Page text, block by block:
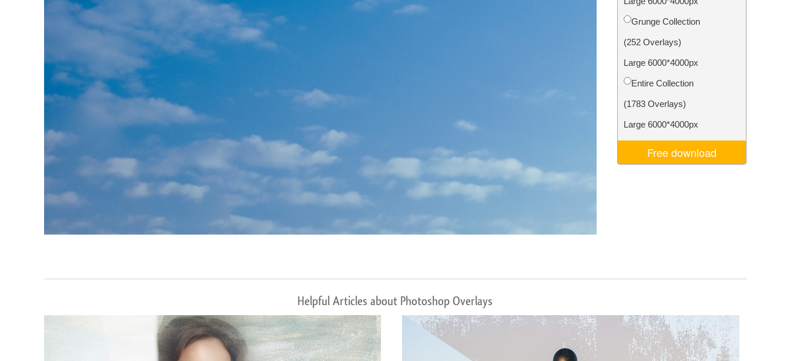
Επεξεργασία
φωτογραφιών προϊόντος
Επεξεργασία
Grunge Collection
(252 Overlays)
Large 6000*4000px
Entire Collection
(1783 Overlays)
Large 6000*4000px
Free download
Helpful Articles about Photoshop Overlays